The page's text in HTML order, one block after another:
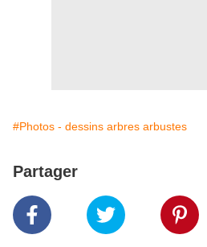
#Photos - dessins arbres arbustes
Partager